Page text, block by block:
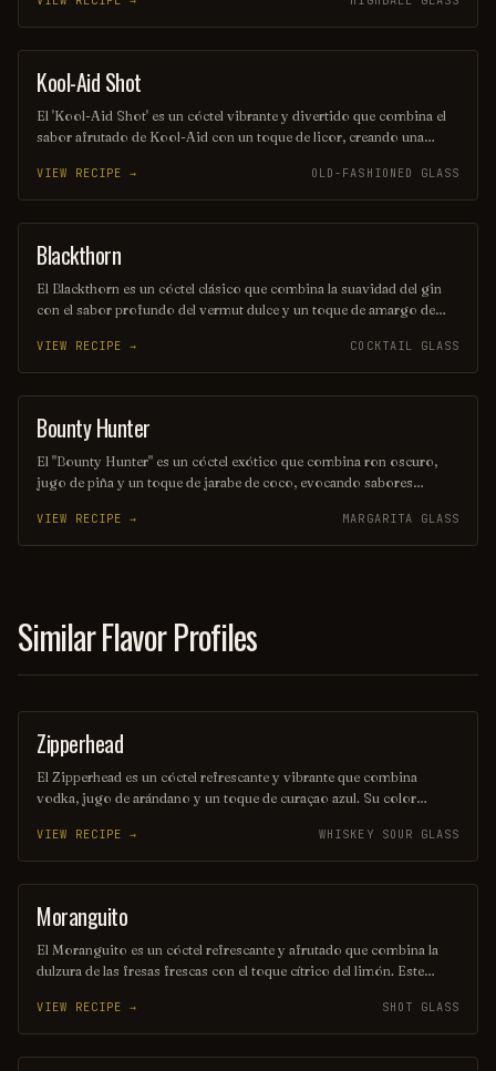
adornado con una rodaja de limón o lima, lo que realza su sabor y
aroma. Ideal para cualquier ocasión, es una opción popular entre los
amantes de los cócteles.
SHOT
Kool-Aid Shot
El 'Kool-Aid Shot' es un cóctel vibrante y divertido que combina el
sabor afrutado de Kool-Aid con un toque de licor, creando una
reuniones, este trago es fácil de preparar y seguro que alegrará el
ambiente. ¡Disfrútalo frío y comparte la diversión!
VIEW RECIPE → OLD-FASHIONED GLASS
ORDINARY DRINK
Blackthorn
El Blackthorn es un cóctel clásico que combina la suavidad del gin
con el sabor profundo del vermut dulce y un toque de amargo de
equilibrado, lo convierten en una opción perfecta para quienes
buscan una bebida elegante y sofisticada. Ideal para disfrutar en una
noche especial o como aperitivo antes de una cena.
VIEW RECIPE → COCKTAIL GLASS
COCKTAIL
Bounty Hunter
El "Bounty Hunter" es un cóctel exótico que combina ron oscuro,
jugo de piña y un toque de jarabe de coco, evocando sabores
rodaja de piña y una cereza, este trago es perfecto para aquellos que
buscan una aventura refrescante en cada sorbo. Ideal para disfrutar
VIEW RECIPE → MARGARITA GLASS
Similar Flavor Profiles
SHOT
Zipperhead
El Zipperhead es un cóctel refrescante y vibrante que combina
vodka, jugo de arándano y un toque de curaçao azul. Su color
quienes buscan una bebida divertida y deliciosa. Ideal para fiestas y
celebraciones, este trago seguramente atraerá la atención de todos.
VIEW RECIPE → WHISKEY SOUR GLASS
SHOT
Moranguito
El Moranguito es un cóctel refrescante y afrutado que combina la
dulzura de las fresas frescas con el toque cítrico del limón. Este
creando una experiencia vibrante y veraniega en cada sorbo. Ideal
para disfrutar en una tarde soleada, el Moranguito es una celebración
de sabores que despierta los sentidos.
VIEW RECIPE → SHOT GLASS